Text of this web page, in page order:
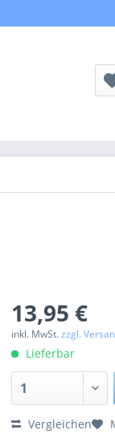
13,95 €
inkl. MwSt.zzgl.
Lieferbar
Vergleichen